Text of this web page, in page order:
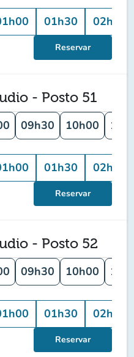
01h30 02h00
Reservar
- Posto 51
09h30 10h00
01h30 02h00
Reservar
- Posto 52
09h30 10h00
01h30 02h00
Reservar